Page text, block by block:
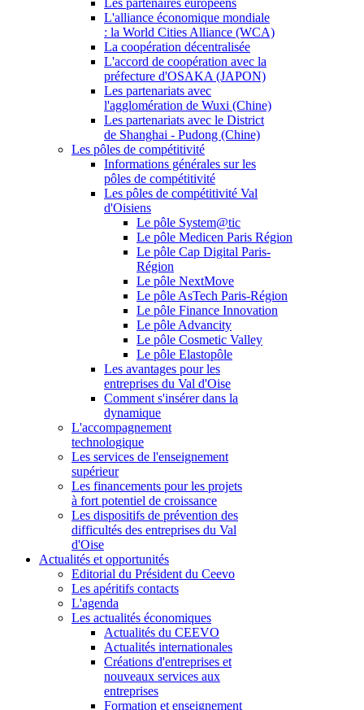
Les partenaires européens
L'alliance économique mondiale
: la World Cities Alliance (WCA)
La coopération décentralisée
L'accord de coopération avec la
préfecture d'OSAKA (JAPON)
Les partenariats avec
l'agglomération de Wuxi (Chine)
Les partenariats avec le District
de Shanghai - Pudong (Chine)
Les pôles de compétitivité
Informations générales sur les
pôles de compétitivité
Les pôles de compétitivité Val
d'Oisiens
Le pôle System@tic
Le pôle Medicen Paris Région
Le pôle Cap Digital Paris-
Région
Le pôle NextMove
Le pôle AsTech Paris-Région
Le pôle Finance Innovation
Le pôle Advancity
Le pôle Cosmetic Valley
Le pôle Elastopôle
Les avantages pour les
entreprises du Val d'Oise
Comment s'insérer dans la
dynamique
L'accompagnement
technologique
Les services de l'enseignement
supérieur
Les financements pour les projets
à fort potentiel de croissance
Les dispositifs de prévention des
difficultés des entreprises du Val
d'Oise
Actualités et opportunités
Editorial du Président du Ceevo
Les apéritifs contacts
L'agenda
Les actualités économiques
Actualités du CEEVO
Actualités internationales
Créations d'entreprises et
nouveaux services aux
entreprises
Formation et enseignement